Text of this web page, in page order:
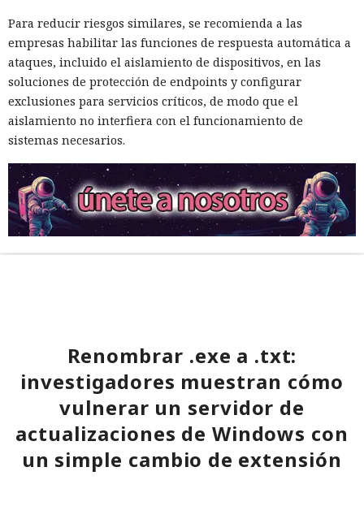
Para reducir riesgos similares, se recomienda a las
empresas habilitar las funciones de respuesta automática a
ataques, incluido el aislamiento de dispositivos, en las
soluciones de protección de endpoints y configurar
exclusiones para servicios críticos, de modo que el
aislamiento no interfiera con el funcionamiento de
sistemas necesarios.
Renombrar .exe a .txt:
investigadores muestran cómo
vulnerar un servidor de
actualizaciones de Windows con
un simple cambio de extensión